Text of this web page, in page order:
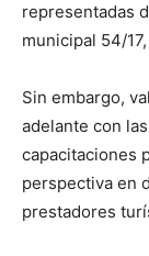
representadas
municipal 54/
Sin embargo,
adelante con
capacitaciones
perspectiva en
prestadores